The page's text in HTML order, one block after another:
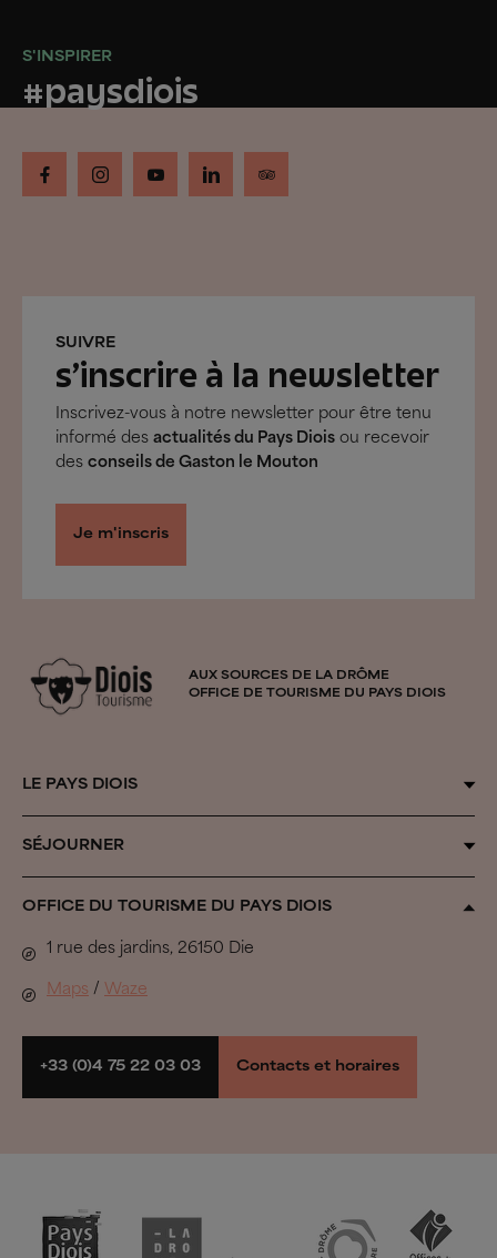
S'INSPIRER
#paysdiois
SUIVRE
s’inscrire à la newsletter
Inscrivez-vous à notre newsletter pour être tenu
informé des actualités du Pays Diois ou recevoir
des conseils de Gaston le Mouton
Je m'inscris
AUX SOURCES DE LA DRÔME
OFFICE DE TOURISME DU PAYS DIOIS
LE PAYS DIOIS
Qui sommes-nous ?
Au fil des saisons
Biovallée®
Pastoralisme
SÉJOURNER
Organiser son séjour
Tous les hébergements
Se défouler
Randonner et rouler
OFFICE DU TOURISME DU PAYS DIOIS
1 rue des jardins, 26150 Die
Maps / Waze
+33 (0)4 75 22 03 03 Contacts et horaires